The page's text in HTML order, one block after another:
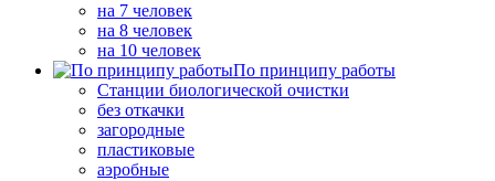
на 7 человек
на 8 человек
на 10 человек
По принципу работы
Станции биологической очистки
без откачки
загородные
пластиковые
аэробные